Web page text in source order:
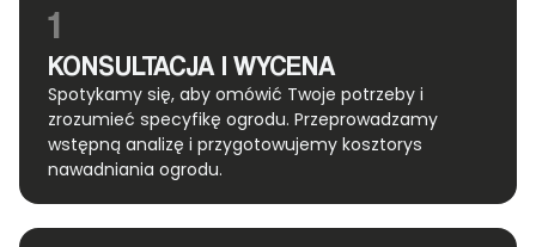
1
KONSULTACJA I WYCENA
Spotykamy się, aby omówić Twoje potrzeby i
zrozumieć specyfikę ogrodu. Przeprowadzamy
wstępną analizę i przygotowujemy kosztorys
nawadniania ogrodu.